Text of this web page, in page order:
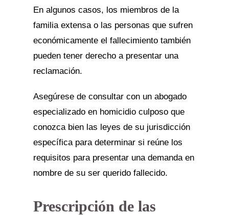
En algunos casos, los miembros de la
familia extensa o las personas que sufren
económicamente el fallecimiento también
pueden tener derecho a presentar una
reclamación.
Asegúrese de consultar con un abogado
especializado en homicidio culposo que
conozca bien las leyes de su jurisdicción
específica para determinar si reúne los
requisitos para presentar una demanda en
nombre de su ser querido fallecido.
Prescripción de las